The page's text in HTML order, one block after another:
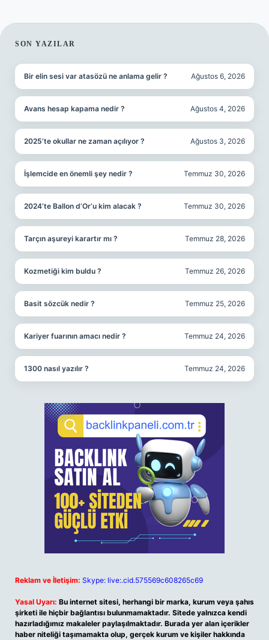
SIDEBAR
SON YAZILAR
Bir elin sesi var atasözü ne anlama gelir ? Ağustos 6, 2026
Avans hesap kapama nedir ? Ağustos 4, 2026
2025’te okullar ne zaman açılıyor ? Ağustos 3, 2026
İşlemcide en önemli şey nedir ? Temmuz 30, 2026
2024’te Ballon d’Or’u kim alacak ? Temmuz 30, 2026
Tarçın aşureyi karartır mı ? Temmuz 28, 2026
Kozmetiği kim buldu ? Temmuz 26, 2026
Basit sözcük nedir ? Temmuz 25, 2026
Kariyer fuarının amacı nedir ? Temmuz 24, 2026
1300 nasıl yazılır ? Temmuz 24, 2026
Reklam ve İletişim: Skype: live:.cid.575569c608265c69
Yasal Uyarı: Bu internet sitesi, herhangi bir marka, kurum veya şahıs
şirketi ile hiçbir bağlantısı bulunmamaktadır. Sitede yalnızca kendi
hazırladığımız makaleler paylaşılmaktadır. Burada yer alan içerikler
haber niteliği taşımamakta olup, gerçek kurum ve kişiler hakkında